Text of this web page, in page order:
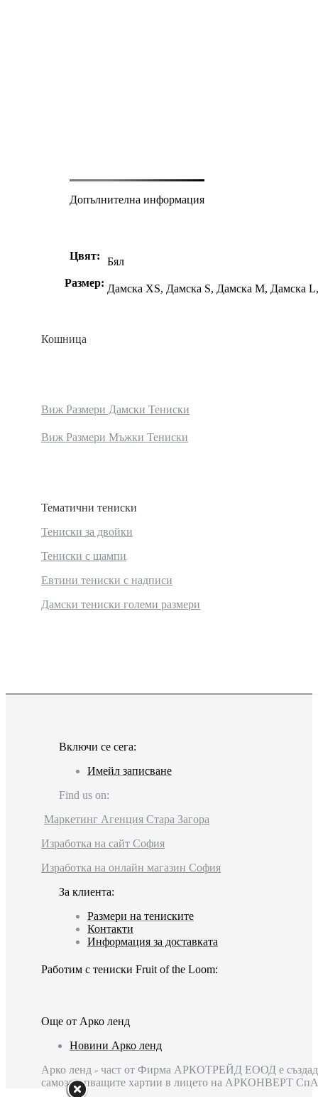
Допълнителна информация
Цвят:
Бял
Размер: Дамска XS, Дамска S, Дамска M, Дамска
Кошница
Виж Размери Дамски Тениски
Виж Размери Мъжки Тениски
Тематични тениски
Тениски за двойки
Тениски с щампи
Eвтини тениски с надписи
Дамски тениски големи размери
Включи се сега:
Имейл записване
Find us on:
Facebook
opens
new
Маркетинг Агенция Стара Загора
Изработка на сайт София
Изработка на онлайн магазин София
За клиента:
Размери на тениските
Контакти
Информация за доставката
Работим с тениски Fruit of the Loom:
Още от Арко ленд
Новини Арко ленд
Арко ленд - част от Фирма АРКОТРЕЙД ЕООД е
самозалепващите хартии в лицето на АРКОНВЕРТ